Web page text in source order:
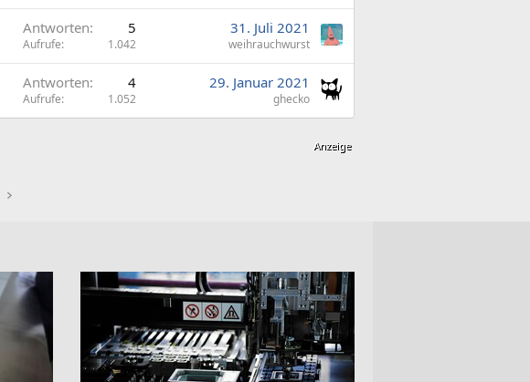
Antworten 5
Aufrufe 1.042
31. Juli 2021
weihrauchwurst
Antworten 4
Aufrufe 1.052
29. Januar 2021
ghecko